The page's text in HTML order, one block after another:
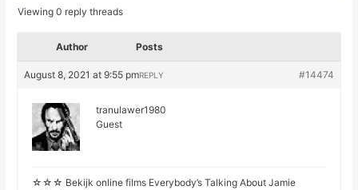
Viewing 0 reply threads
Author Posts
August 8, 2021 at 9:55 pm #14474
REPLY
tranulawer1980
Guest
☆☆☆ Bekijk online films Everybody’s Talking About Jamie